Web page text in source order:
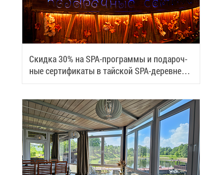
Скид­ка 30% на SPA-про­грам­мы и по­да­роч­
ные сер­ти­фи­ка­ты в тай­ской SPA-де­ревне
Samui